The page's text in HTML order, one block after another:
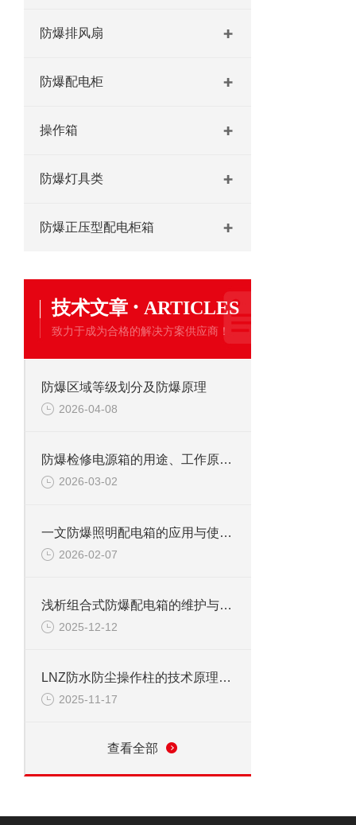
防爆排风扇
防爆配电柜
操作箱
防爆灯具类
防爆正压型配电柜箱
技术文章 · ARTICLES
致力于成为合格的解决方案供应商！
防爆区域等级划分及防爆原理
2026-04-08
防爆检修电源箱的用途、工作原理与使用注意事项
2026-03-02
一文防爆照明配电箱的应用与使用维护
2026-02-07
浅析组合式防爆配电箱的维护与注意事项
2025-12-12
LNZ防水防尘操作柱的技术原理和应用领域
2025-11-17
查看全部